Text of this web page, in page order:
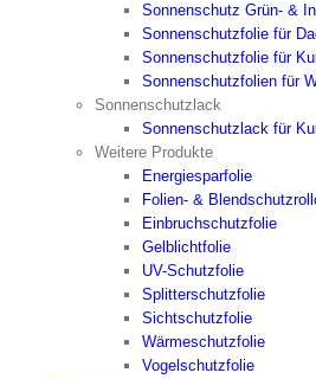
Sonnenschutz Grün- &
Sonnenschutzfolie für
Sonnenschutzfolie für
Sonnenschutzfolien für
Sonnenschutzlack
Sonnenschutzlack für
Weitere Produkte
Energiesparfolie
Folien- &
Einbruchschutzfolie
Gelblichtfolie
UV-Schutzfolie
Splitterschutzfolie
Sichtschutzfolie
Wärmeschutzfolie
Vogelschutzfolie